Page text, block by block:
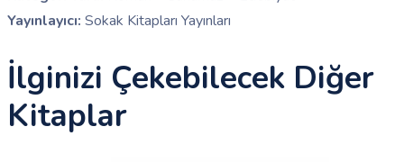
Yayınlayıcı: Sokak Kitapları Yayınları
İlginizi Çekebilecek Diğer
Kitaplar